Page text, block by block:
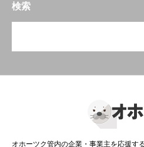
検索
オホーツク管内の企業・事業主を応援す